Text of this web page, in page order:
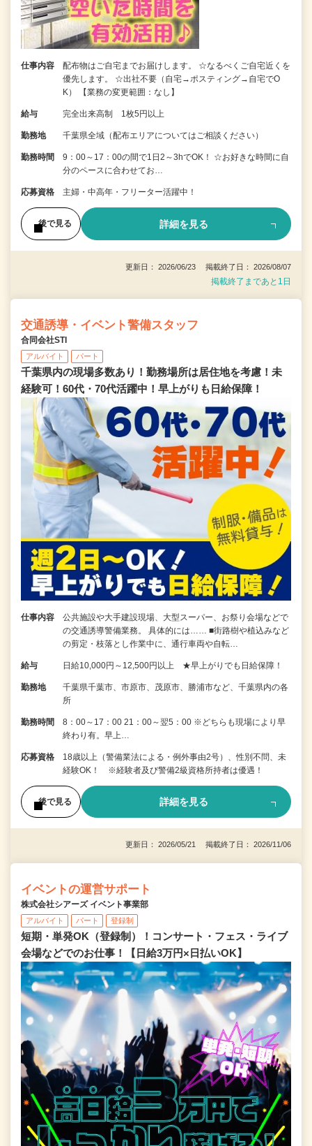
仕事内容
配布物はご自宅までお届けします。 ☆なるべくご自宅近くを
優先します。 ☆出社不要（自宅→ポスティング→自宅でO
K） 【業務の変更範囲：なし】
給与 完全出来高制 1枚5円以上
勤務地 千葉県全域（配布エリアについてはご相談ください）
勤務時間
9：00～17：00の間で1日2～3hでOK！ ☆お好きな時間に自
分のペースに合わせてお…
応募資格 主婦・中高年・フリーター活躍中！
後で見る 詳細を見る
更新日： 2026/06/23 掲載終了日： 2026/08/07
掲載終了まであと1日
交通誘導・イベント警備スタッフ
合同会社STI
アルバイト パート
千葉県内の現場多数あり！勤務場所は居住地を考慮！未
経験可！60代・70代活躍中！早上がりも日給保障！
仕事内容
公共施設や大手建設現場、大型スーパー、お祭り会場などで
の交通誘導警備業務。 具体的には…… ■街路樹や植込みなど
の剪定・枝落とし作業中に、通行車両や自転…
給与 日給10,000円～12,500円以上 ★早上がりでも日給保障！
勤務地
千葉県千葉市、市原市、茂原市、勝浦市など、千葉県内の各
所
勤務時間
8：00～17：00 21：00～翌5：00 ※どちらも現場により早
終わり有。早上…
応募資格
18歳以上（警備業法による・例外事由2号）、性別不問、未
経験OK！ ※経験者及び警備2級資格所持者は優遇！
後で見る 詳細を見る
更新日： 2026/05/21 掲載終了日： 2026/11/06
イベントの運営サポート
株式会社シアーズ イベント事業部
アルバイト パート 登録制
短期・単発OK（登録制）！コンサート・フェス・ライブ
会場などでのお仕事！【日給3万円×日払いOK】